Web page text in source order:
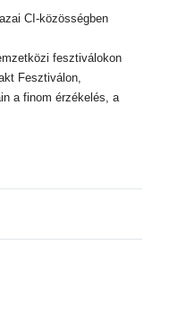
CI-közösségben
fesztiválokon
Fesztiválon,
a finom érzékelés, a